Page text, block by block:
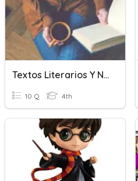
Textos Literarios Y No Literarios
10 Q 4th